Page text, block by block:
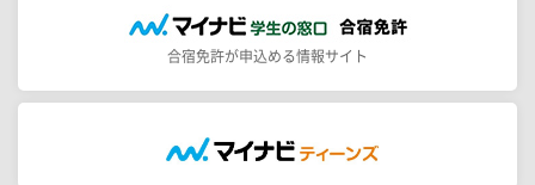
合宿免許が申込める情報サイト